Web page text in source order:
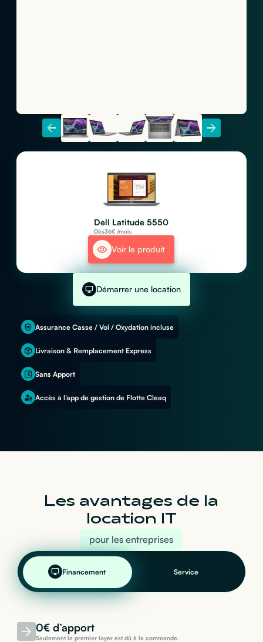
Dell Latitude 5550
Dès36€ /mois
Voir le produit
Assurance Casse / Vol / Oxydation incluse
Livraison & Remplacement Express
Sans Apport
Accès à l’app de gestion de Flotte Cleaq
Démarrer une location
Les avantages de la
location IT
pour les entreprises
Financement Service
0€ d’apport
Seulement le premier loyer est dû à la commande.